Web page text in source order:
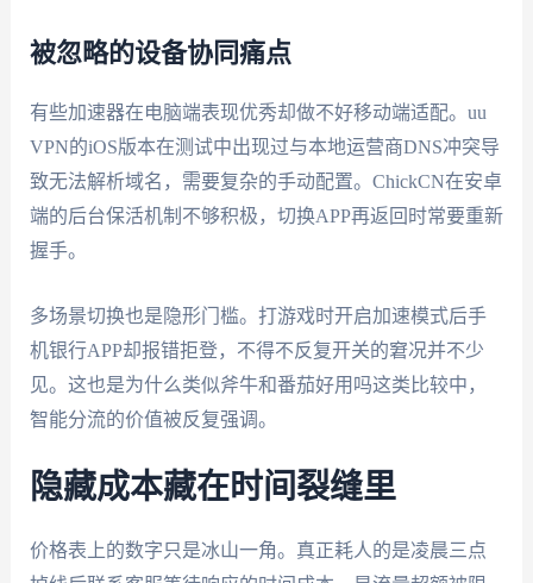
被忽略的设备协同痛点
有些加速器在电脑端表现优秀却做不好移动端适配。uu
VPN的iOS版本在测试中出现过与本地运营商DNS冲突导
致无法解析域名，需要复杂的手动配置。ChickCN在安卓
端的后台保活机制不够积极，切换APP再返回时常要重新
握手。
多场景切换也是隐形门槛。打游戏时开启加速模式后手
机银行APP却报错拒登，不得不反复开关的窘况并不少
见。这也是为什么类似斧牛和番茄好用吗这类比较中，
智能分流的价值被反复强调。
隐藏成本藏在时间裂缝里
价格表上的数字只是冰山一角。真正耗人的是凌晨三点